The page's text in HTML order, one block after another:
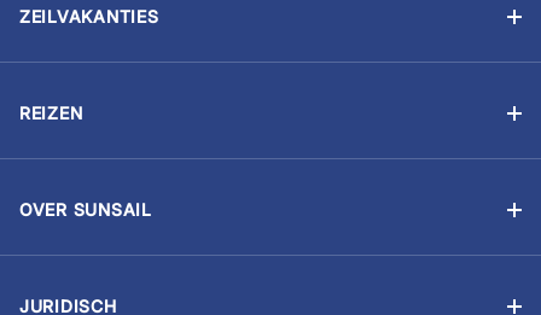
ZEILVAKANTIES
Zeilen voor bedrijven
REIZEN
Extra’s
OVER SUNSAIL
JURIDISCH